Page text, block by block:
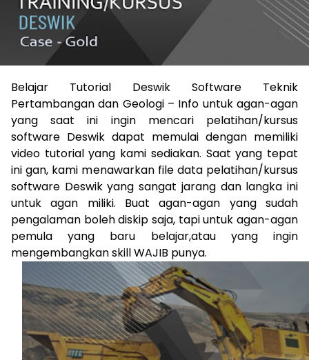
Belajar Tutorial Deswik Software Teknik
Pertambangan dan Geologi – Info untuk agan-agan
yang saat ini ingin mencari pelatihan/kursus
software Deswik dapat memulai dengan memiliki
video tutorial yang kami sediakan. Saat yang tepat
ini gan, kami menawarkan file data pelatihan/kursus
software Deswik yang sangat jarang dan langka ini
untuk agan miliki. Buat agan-agan yang sudah
pengalaman boleh diskip saja, tapi untuk agan-agan
pemula yang baru belajar,atau yang ingin
mengembangkan skill WAJIB punya.